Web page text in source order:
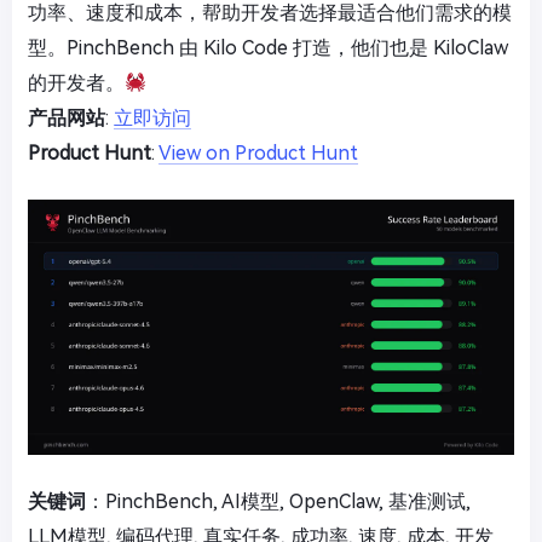
功率、速度和成本，帮助开发者选择最适合他们需求的模
型。PinchBench 由 Kilo Code 打造，他们也是 KiloClaw
的开发者。
产品网站: 立即访问
Product Hunt: View on Product Hunt
关键词 ：PinchBench, AI模型, OpenClaw, 基准测试,
LLM模型, 编码代理, 真实任务, 成功率, 速度, 成本, 开发